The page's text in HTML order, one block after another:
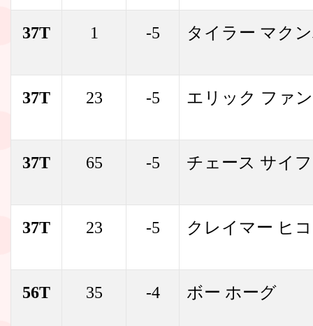
37T 1 -5 タイラー マク
37T 23 -5 エリック ファ
37T 65 -5 チェース サイ
37T 23 -5 クレイマー ヒ
56T 35 -4 ボー ホーグ